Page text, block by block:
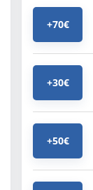
+70€
+30€
+50€